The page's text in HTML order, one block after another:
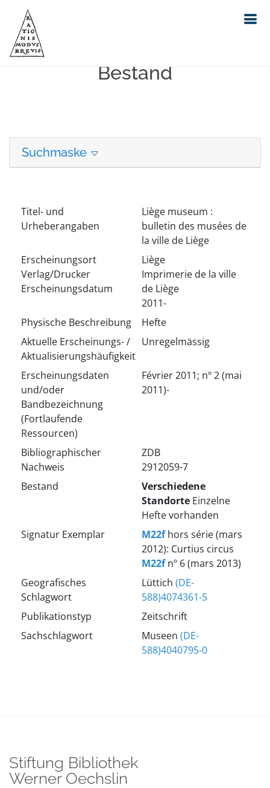
Erweiterte Suche in unserem
Bestand
Suchmaske
Titel- und
Urheberangaben
Liège museum :
bulletin des musées de
la ville de Liège
Erscheinungsort
Verlag/Drucker
Erscheinungsdatum
Liège
Imprimerie de la ville
de Liège
2011-
Physische Beschreibung
Hefte
Aktuelle Erscheinungs- /
Aktualisierungshäufigkeit
Unregelmässig
Erscheinungsdaten
und/oder
Bandbezeichnung
(Fortlaufende
Ressourcen)
Février 2011; nº 2 (mai
2011)-
Bibliographischer
Nachweis
ZDB
2912059-7
Bestand
Verschiedene
Standorte Einzelne
Hefte vorhanden
Signatur Exemplar
M22f hors série (mars
2012): Curtius circus
M22f nº 6 (mars 2013)
Geografisches
Schlagwort
Lüttich (DE-
588)4074361-5
Publikationstyp
Zeitschrift
Sachschlagwort
Museen (DE-
588)4040795-0
Stiftung Bibliothek
Werner Oechslin